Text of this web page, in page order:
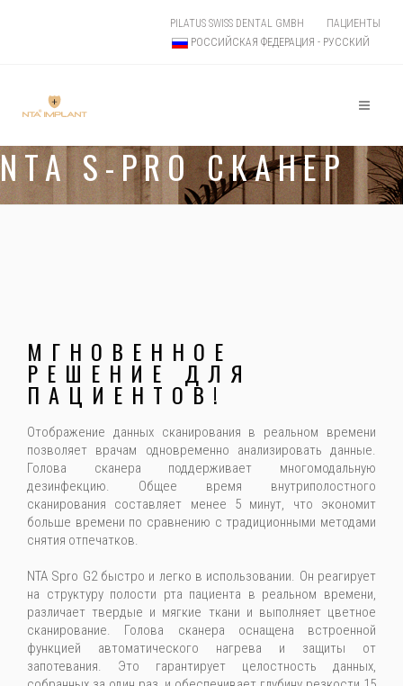
ПАЦИЕНТЫ
PILATUS SWISS DENTAL GMBH
РОССИЙСКАЯ ФЕДЕРАЦИЯ - РУССКИЙ
NTA S-PRO СКАНЕР
МГНОВЕННОЕ
РЕШЕНИЕ ДЛЯ
ПАЦИЕНТОВ!
Отображение данных сканирования в реальном времени
позволяет врачам одновременно анализировать данные.
Голова сканера поддерживает многомодальную
дезинфекцию. Общее время внутриполостного
сканирования составляет менее 5 минут, что экономит
больше времени по сравнению с традиционными методами
снятия отпечатков.
NTA Spro G2 быстро и легко в использовании. Он реагирует
на структуру полости рта пациента в реальном времени,
различает твердые и мягкие ткани и выполняет цветное
сканирование. Голова сканера оснащена встроенной
функцией автоматического нагрева и защиты от
запотевания. Это гарантирует целостность данных,